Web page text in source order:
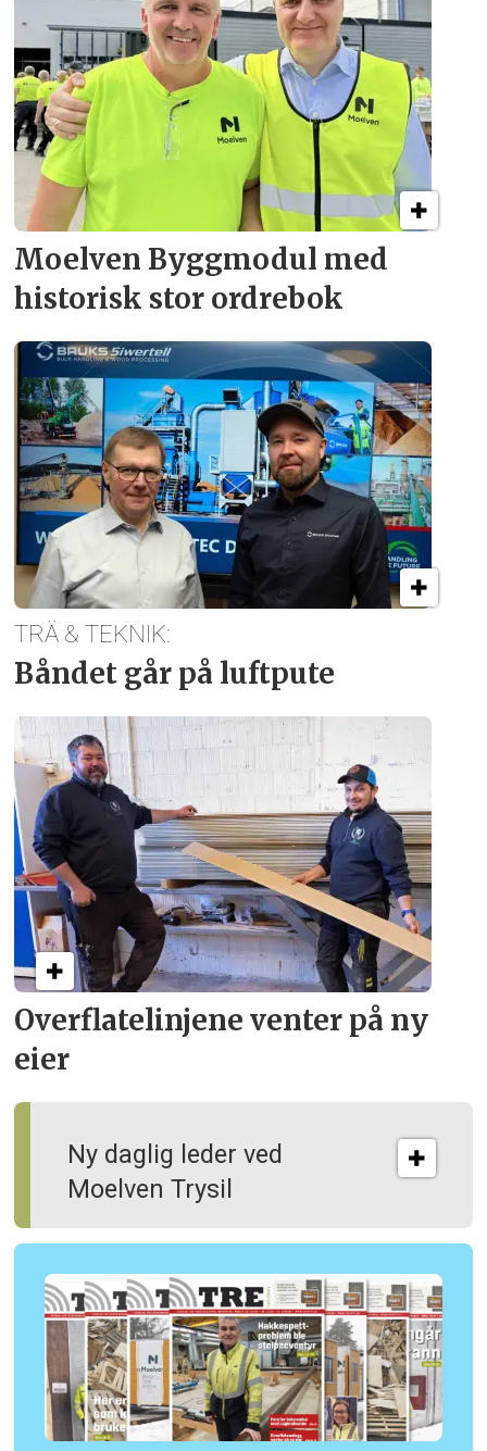
Moelven Byggmodul med
historisk stor ordrebok
Overflate­linjene venter på ny
eier
Ny daglig leder ved
Moelven Trysil
TRÄ & TEKNIK:
Båndet går på luftpute